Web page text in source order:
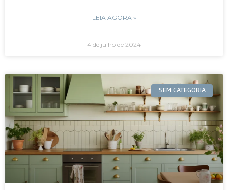
LEIA AGORA »
4 de julho de 2024
SEM CATEGORIA